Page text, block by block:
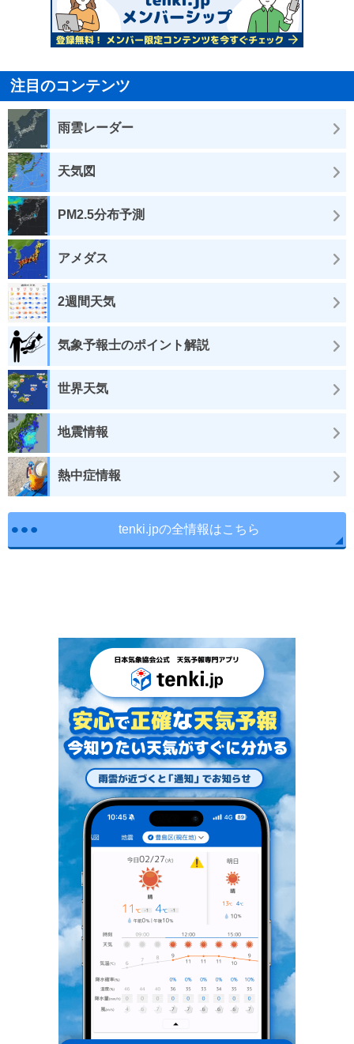
注目のコンテンツ
雨雲レーダー
天気図
PM2.5分布予測
アメダス
2週間天気
気象予報士のポイント解説
世界天気
地震情報
熱中症情報
tenki.jpの全情報はこちら